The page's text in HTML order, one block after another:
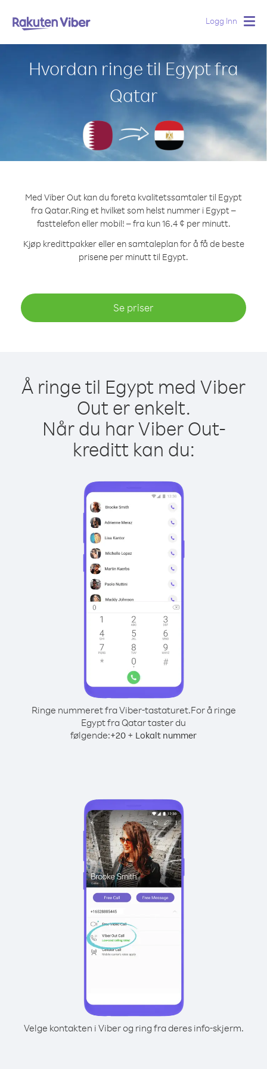
Logg Inn
Hvordan ringe til Egypt fra
Qatar
Med Viber Out kan du foreta kvalitetssamtaler til Egypt
fra Qatar.Ring et hvilket som helst nummer i Egypt –
fasttelefon eller mobil! – fra kun 16.4 ¢ per minutt.
Kjøp kredittpakker eller en samtaleplan for å få de beste
prisene per minutt til Egypt.
Se priser
Å ringe til Egypt med Viber
Out er enkelt.
Når du har Viber Out-
kreditt kan du:
Ringe nummeret fra Viber-tastaturet.For å ringe
Egypt fra Qatar taster du
følgende:+20 + Lokalt nummer
Velge kontakten i Viber og ring fra deres info-skjerm.